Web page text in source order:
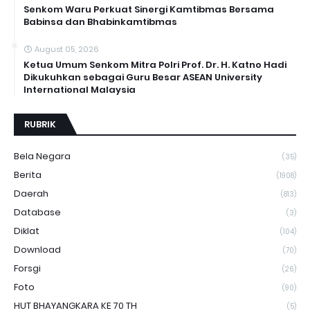
Senkom Waru Perkuat Sinergi Kamtibmas Bersama
Babinsa dan Bhabinkamtibmas
August 05, 2026
Ketua Umum Senkom Mitra Polri Prof. Dr. H. Katno Hadi
Dikukuhkan sebagai Guru Besar ASEAN University
International Malaysia
RUBRIK
Bela Negara (35)
Berita (1908)
Daerah (813)
Database (3)
Diklat (104)
Download (70)
Forsgi (26)
Foto (90)
HUT BHAYANGKARA KE 70 TH (5)